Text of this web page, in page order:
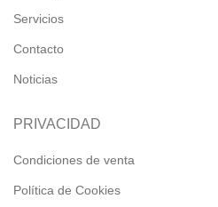
Servicios
Contacto
Noticias
PRIVACIDAD
Condiciones de venta
Política de Cookies